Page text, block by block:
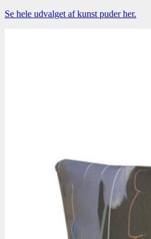
Se hele udvalget af kunst puder her.